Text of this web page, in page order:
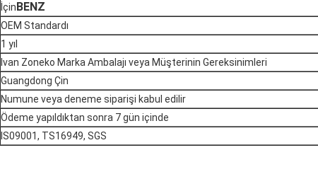
İçin BENZ
OEM Standardı
1 yıl
Ivan Zoneko Marka Ambalajı veya Müşterinin Gereksinimleri
Guangdong Çin
Numune veya deneme siparişi kabul edilir
Ödeme yapıldıktan sonra 7 gün içinde
IS09001, TS16949, SGS